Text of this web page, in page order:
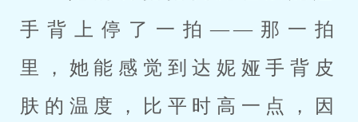
手背上停了一拍——那一拍
里，她能感觉到达妮娅手背皮
肤的温度，比平时高一点，因